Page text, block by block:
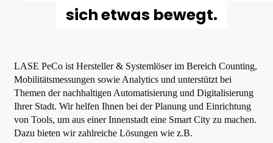
sich etwas bewegt.
LASE PeCo ist Hersteller & Systemlöser im Bereich Counting,
Mobilitätsmessungen sowie Analytics und unterstützt bei
Themen der nachhaltigen Automatisierung und Digitalisierung
Ihrer Stadt. Wir helfen Ihnen bei der Planung und Einrichtung
von Tools, um aus einer Innenstadt eine Smart City zu machen.
Dazu bieten wir zahlreiche Lösungen wie z.B.